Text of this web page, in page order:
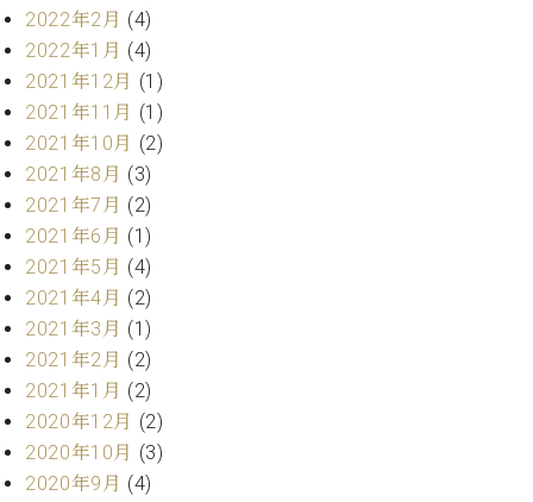
2022年2月 (4)
2022年1月 (4)
2021年12月 (1)
2021年11月 (1)
2021年10月 (2)
2021年8月 (3)
2021年7月 (2)
2021年6月 (1)
2021年5月 (4)
2021年4月 (2)
2021年3月 (1)
2021年2月 (2)
2021年1月 (2)
2020年12月 (2)
2020年10月 (3)
2020年9月 (4)